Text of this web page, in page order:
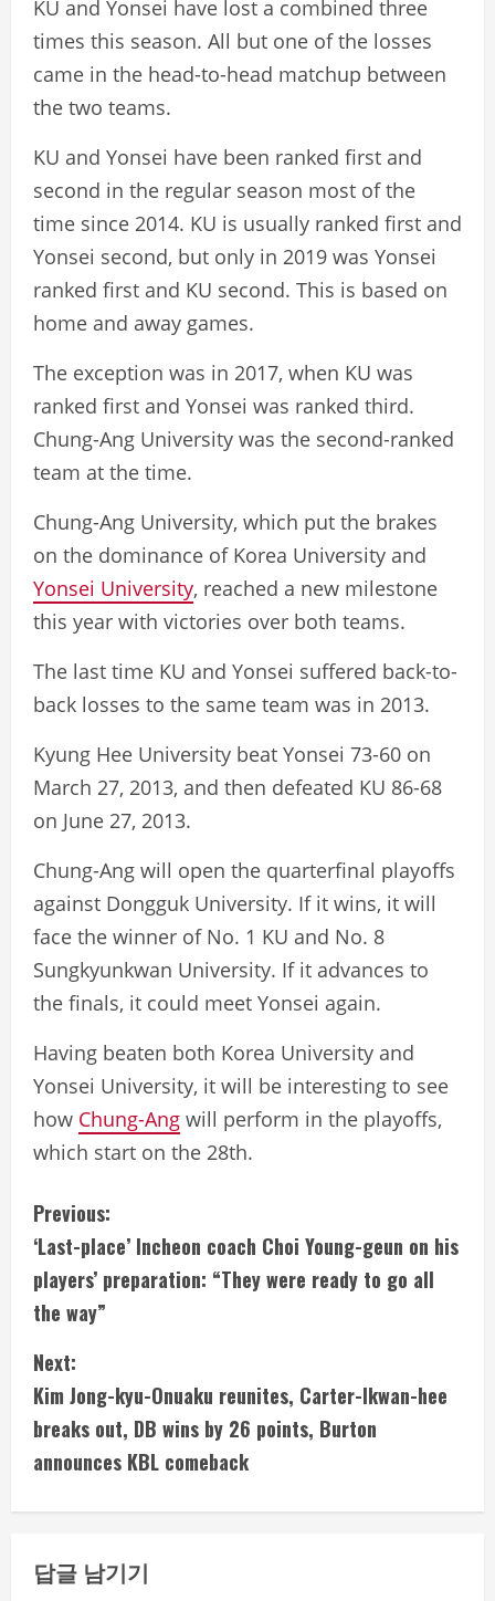
KU and Yonsei have lost a combined three
times this season. All but one of the losses
came in the head-to-head matchup between
the two teams.
KU and Yonsei have been ranked first and
second in the regular season most of the
time since 2014. KU is usually ranked first and
Yonsei second, but only in 2019 was Yonsei
ranked first and KU second. This is based on
home and away games.
The exception was in 2017, when KU was
ranked first and Yonsei was ranked third.
Chung-Ang University was the second-ranked
team at the time.
Chung-Ang University, which put the brakes
on the dominance of Korea University and
Yonsei University, reached a new milestone
this year with victories over both teams.
The last time KU and Yonsei suffered back-to-
back losses to the same team was in 2013.
Kyung Hee University beat Yonsei 73-60 on
March 27, 2013, and then defeated KU 86-68
on June 27, 2013.
Chung-Ang will open the quarterfinal playoffs
against Dongguk University. If it wins, it will
face the winner of No. 1 KU and No. 8
Sungkyunkwan University. If it advances to
the finals, it could meet Yonsei again.
Having beaten both Korea University and
Yonsei University, it will be interesting to see
how Chung-Ang will perform in the playoffs,
which start on the 28th.
C
o
n
t
i
n
R
Previous:
‘Last-place’ Incheon coach Choi Young-geun on his
players’ preparation: “They were ready to go all
the way”
Next:
Kim Jong-kyu-Onuaku reunites, Carter-Ikwan-hee
breaks out, DB wins by 26 points, Burton
announces KBL comeback
답글 남기기